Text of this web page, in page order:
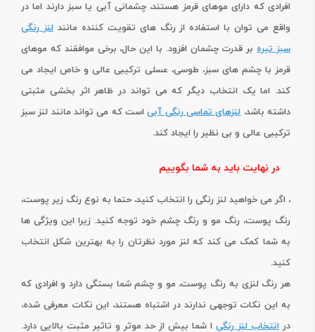
افرادی که دارای موهای قرمز هستند، چشمانی آبی یا سبز دارند اما در
واقع می توان با استفاده از رنگ های تقویت کننده مانندلنز رنگی
سبز تیرهبر قدرت چشمان افزود. با این حال، برخی موافقند که موهای
قرمز با چشم های سبز، طوسی، عسلی ترکیبی عالی و خاص ایجاد می
کند. اما یک انتخاب دیگر که می تواند در ظاهر اثر بخشی مثبتی
داشته باشد،لنزهای تماسی رنگی آبیاست که می تواند مانند لنز سبز
ترکیبی عالی و بی نظیر را ایجاد کند.
در نهایت باید به شما بگوییم
، اگر می خواهید لنز رنگی را انتخاب کنید، حتما به نوع رنگ زیر پوست،
رنگ پوست، رنگ مو و رنگ چشم خود توجه کنید. زیرا این ویژگی ها
به شما کمک می کند که لنز مورد نظرتان را به بهترین شکل انتخاب
کنید.
هر رنگ لنزی به رنگ پوست، مو و چشم شما بستگی دارد و افرادی که
به این نکات توجهی ندارند در اشتباه هستند، این نکات معرفی شده،
در انتخاب لنز رنگی ا شما بیش از حد موثر و تاثیر مثبت بالایی دارد.